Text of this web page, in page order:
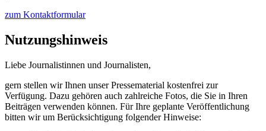
zum Kontaktformular
Nutzungshinweis
Liebe Journalistinnen und Journalisten,
gern stellen wir Ihnen unser Pressematerial kostenfrei zur
Verfügung. Dazu gehören auch zahlreiche Fotos, die Sie in Ihren
Beiträgen verwenden können. Für Ihre geplante Veröffentlichung
bitten wir um Berücksichtigung folgender Hinweise: